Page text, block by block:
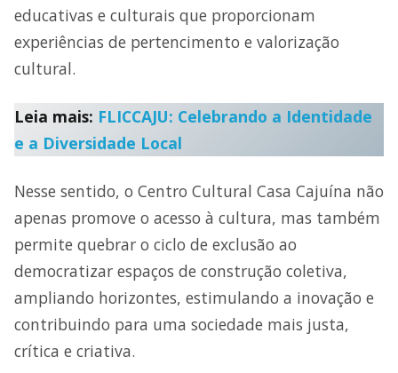
educativas e culturais que proporcionam
experiências de pertencimento e valorização
cultural.
Leia mais: FLICCAJU: Celebrando a Identidade
e a Diversidade Local
Nesse sentido, o Centro Cultural Casa Cajuína não
apenas promove o acesso à cultura, mas também
permite quebrar o ciclo de exclusão ao
democratizar espaços de construção coletiva,
ampliando horizontes, estimulando a inovação e
contribuindo para uma sociedade mais justa,
crítica e criativa.